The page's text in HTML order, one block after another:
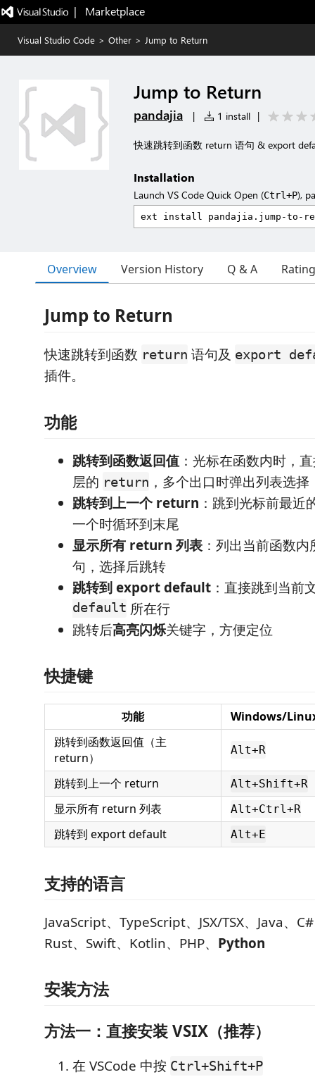
|   Marketplace
Visual Studio Code > Other > Jump to Return
Jump to Return
pandajia | 1 install |
快速跳转到函数 return 语句 & export
Installation
Launch VS Code Quick Open (Ctrl+P),
Overview Version History Q & A
Jump to Return
快速跳转到函数 return 语句及 export
插件。
功能
跳转到函数返回值 ：光标在函数内时，
层的 return ，多个出口时弹出列表选择
跳转到上一个 return ：跳到光标前最近
一个时循环到末尾
显示所有 return 列表 ：列出当前函数
句，选择后跳转
跳转到 export default ：直接跳到当前
default 所在行
跳转后高亮闪烁关键字，方便定位
快捷键
功能
Windows/
跳转到函数返回值（主
return）
Alt+R
跳转到上一个 return Alt+Shift+R
显示所有 return 列表 Alt+Ctrl+R
跳转到 export default Alt+E
支持的语言
JavaScript、TypeScript、JSX/TSX、Java、
Rust、Swift、Kotlin、PHP、 Python
安装方法
方法一：直接安装 VSIX（推荐）
在 VSCode 中按 Ctrl+Shift+P